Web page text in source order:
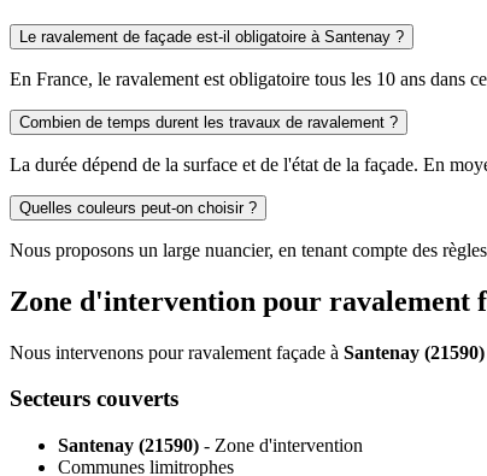
Le ravalement de façade est-il obligatoire à Santenay ?
En France, le ravalement est obligatoire tous les 10 ans dans
Combien de temps durent les travaux de ravalement ?
La durée dépend de la surface et de l'état de la façade. En
Quelles couleurs peut-on choisir ?
Nous proposons un large nuancier, en tenant compte des
Zone d'intervention pour ravalement
Nous intervenons pour ravalement façade à Santenay (21590)
Secteurs couverts
Santenay (21590) - Zone d'intervention
Communes limitrophes